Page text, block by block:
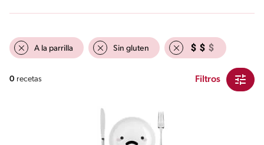
A la parrilla Sin gluten
0 recetas Filtros